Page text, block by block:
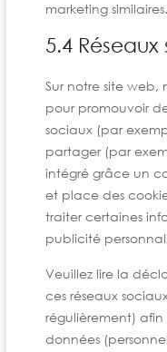
marketing similaires.
5.4 Réseaux
Sur notre site web,
pour promouvoir
sociaux (par
partager (par
intégré grâce un
et place des
traiter certaines
publicité
Veuillez lire la
ces réseaux
régulièrement) afin
données